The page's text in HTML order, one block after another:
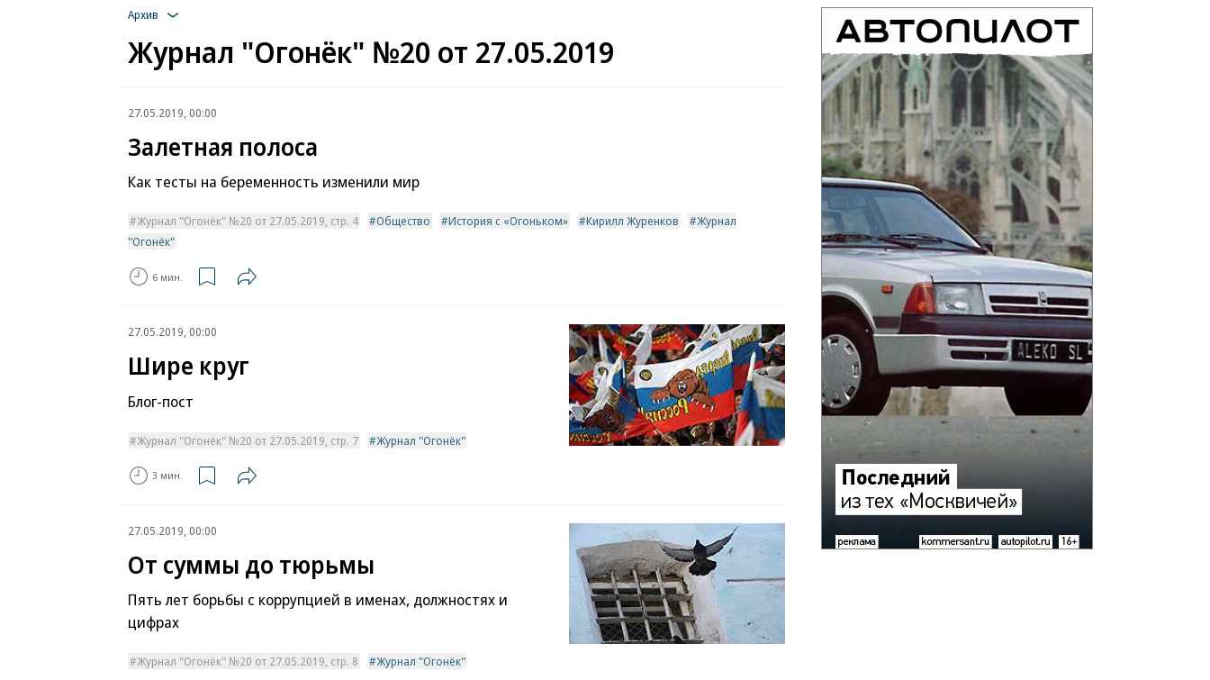
Архив
Журнал "Огонёк" №20 от 27.05.2019
27.05.2019, 00:00
Залетная полоса
Как тесты на беременность изменили мир
Журнал "Огонёк" №20 от 27.05.2019, стр. 4 Общество История с «Огоньком» Кирилл Журенков
Журнал
"Огонёк"
6 мин.
27.05.2019, 00:00
Шире круг
Блог-пост
Журнал "Огонёк" №20 от 27.05.2019, стр. 7 Журнал "Огонёк"
3 мин.
27.05.2019, 00:00
От суммы до тюрьмы
Пять лет борьбы с коррупцией в именах, должностях и
цифрах
Журнал "Огонёк" №20 от 27.05.2019, стр. 8 Журнал "Огонёк"